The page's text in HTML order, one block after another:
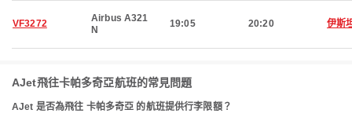
VF3272
Airbus A321
N
19:05 20:20 伊斯
AJet飛往卡帕多奇亞航班的常見問題
AJet 是否為飛往 卡帕多奇亞 的航班提供行李限額？